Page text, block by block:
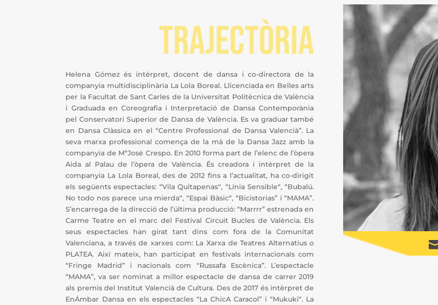
trajectòria
Helena Gómez és intèrpret, docent de dansa i co-directora de la
companyia multidisciplinària La Lola Boreal. Llicenciada en Belles arts
per la Facultat de Sant Carles de la Universitat Politècnica de València
i Graduada en Coreografia i Interpretació de Dansa Contemporània
pel Conservatori Superior de Dansa de València. Es va graduar també
en Dansa Clàssica en el “Centre Professional de Dansa Valencià”. La
seva marxa professional comença de la mà de la Dansa Jazz amb la
companyia de MªJosé Crespo. En 2010 forma part de l’elenc de l’òpera
Aida al Palau de l’òpera de València. És creadora i intèrpret de la
companyia La Lola Boreal, des de 2012 fins a l’actualitat, ha co-dirigit
els següents espectacles: “Vila Quitapenas“, “Línia Sensible“, “Bubalú.
No todo nos parece una mierda“, “Espai Bàsic“, “Bicistorias” i “MAMA”.
S’encarrega de la direcció de l’última producció: “Marrrr” estrenada en
Carme Teatre en el marc del Festival Circuit Bucles de València. Els
seus espectacles han girat tant dins com fora de la Comunitat
Valenciana, a través de xarxes com: La Xarxa de Teatres Alternatius o
PLATEA. Així mateix, han participat en festivals internacionals com
“Fringe Madrid” i nacionals com “Russafa Escènica”. L’espectacle
“MAMA”, va ser nominat a millor espectacle de dansa de carrer 2019
als premis del Institut Valencià de Cultura. Des de 2017 és intèrpret de
EnÁmbar Dansa en els espectacles “La ChicA Caracol” i “Mukuki“. La